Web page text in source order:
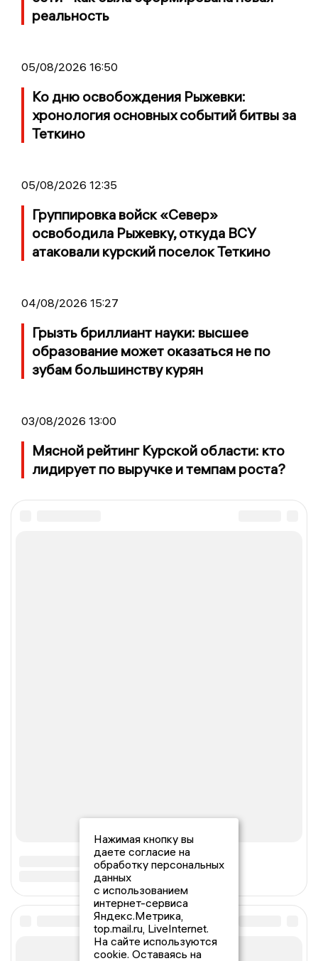
реальность
05/08/2026 16:50
Ко дню освобождения Рыжевки:
хронология основных событий битвы за
Теткино
05/08/2026 12:35
Группировка войск «Север»
освободила Рыжевку, откуда ВСУ
атаковали курский поселок Теткино
04/08/2026 15:27
Грызть бриллиант науки: высшее
образование может оказаться не по
зубам большинству курян
03/08/2026 13:00
Мясной рейтинг Курской области: кто
лидирует по выручке и темпам роста?
Нажимая кнопку вы
даете согласие на
обработку персональных
данных
с использованием
интернет-сервиса
Яндекс.Метрика,
top.mail.ru, LiveInternet.
На сайте используются
cookie. Оставаясь на